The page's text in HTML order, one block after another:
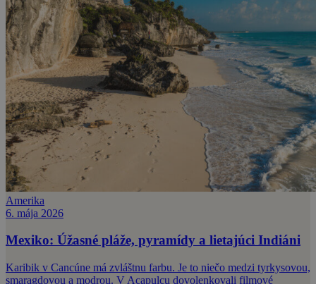
Amerika
6. mája 2026
Mexiko: Úžasné pláže, pyramídy a lietajúci Indiáni
Karibik v Cancúne má zvláštnu farbu. Je to niečo medzi tyrkysovou,
smaragdovou a modrou. V Acapulcu dovolenkovali filmové